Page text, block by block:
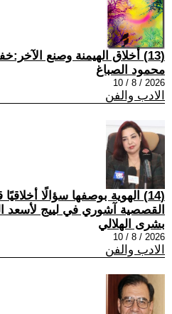
(13) أخلاق الهيمنة وصنع الآخر:خفايا -تاجر البندقية-
محمود الصباغ
2026 / 8 / 10
الادب والفن
(14) الهوية بوصفها سؤالًا
القصصية آشوري في لييج لأسعد
بشرى الهلالي
2026 / 8 / 10
الادب والفن